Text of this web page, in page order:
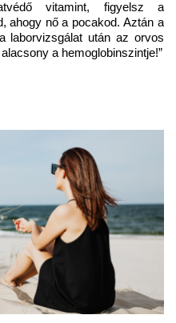
vitamint, figyelsz a
ahogy nő a pocakod. Aztán a
laborvizsgálat után az orvos
a hemoglobinszintje!”